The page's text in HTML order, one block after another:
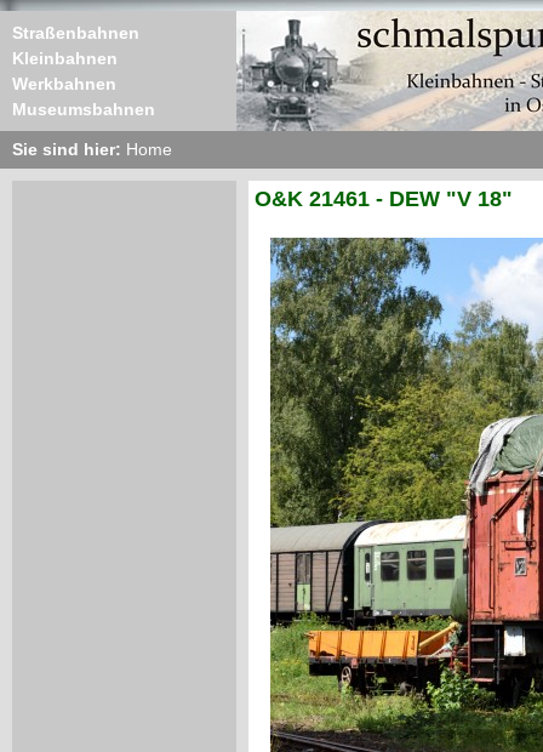
Straßenbahnen
Kleinbahnen
Werkbahnen
Museumsbahnen
Sie sind hier: Home
O&K 21461 - DEW "V 18"